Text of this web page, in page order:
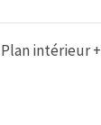
intérieur +